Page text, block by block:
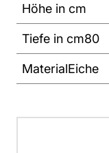
Höhe in cm
Tiefe in cm80
MaterialEiche